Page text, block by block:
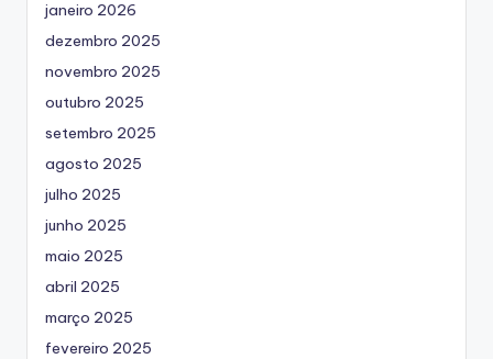
janeiro 2026
dezembro 2025
novembro 2025
outubro 2025
setembro 2025
agosto 2025
julho 2025
junho 2025
maio 2025
abril 2025
março 2025
fevereiro 2025